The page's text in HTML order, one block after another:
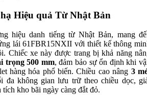
Hiệu quả Từ Nhật Bản
hiệu danh tiếng từ Nhật Bản, mang
lái 61FBR15NXII với thiết kế thông
Chiếc xe này được trang bị khả năng
trọng 500 mm, đảm bảo sự ổn định khi
hàng hóa phổ biến. Chiều cao nâng 3
đa không gian lưu trữ theo chiều dọc,
tích kho bãi ngày càng đắt đỏ.